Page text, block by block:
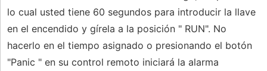
lo cual usted tiene 60 segundos para introducir la llave
en el encendido y gírela a la posición " RUN". No
hacerlo en el tiempo asignado o presionando el botón
"Panic " en su control remoto iniciará la alarma